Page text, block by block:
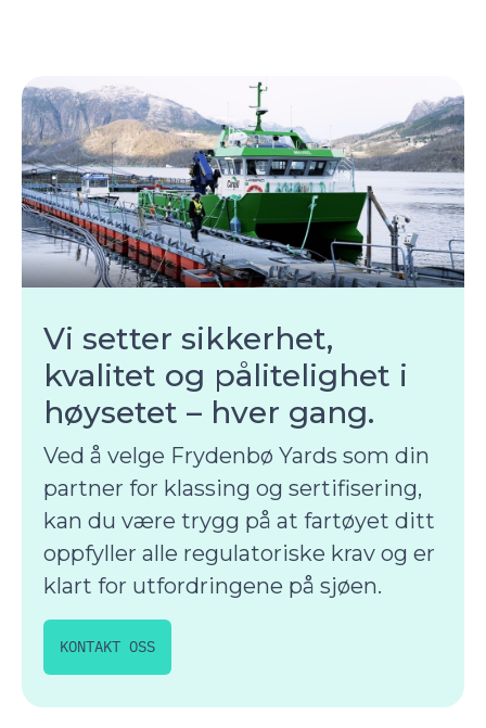
Vi setter sikkerhet,
kvalitet og pålitelighet i
høysetet – hver gang.
Ved å velge Frydenbø Yards som din
partner for klassing og sertifisering,
kan du være trygg på at fartøyet ditt
oppfyller alle regulatoriske krav og er
klart for utfordringene på sjøen.
KONTAKT OSS